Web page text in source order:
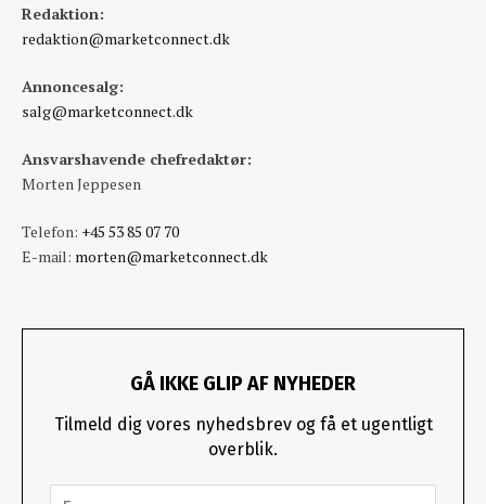
Redaktion:
redaktion@marketconnect.dk
Annoncesalg:
salg@marketconnect.dk
Ansvarshavende chefredaktør:
Morten Jeppesen
Telefon: +45 53 85 07 70
E-mail: morten@marketconnect.dk
GÅ IKKE GLIP AF NYHEDER
Tilmeld dig vores nyhedsbrev og få et ugentligt
overblik.